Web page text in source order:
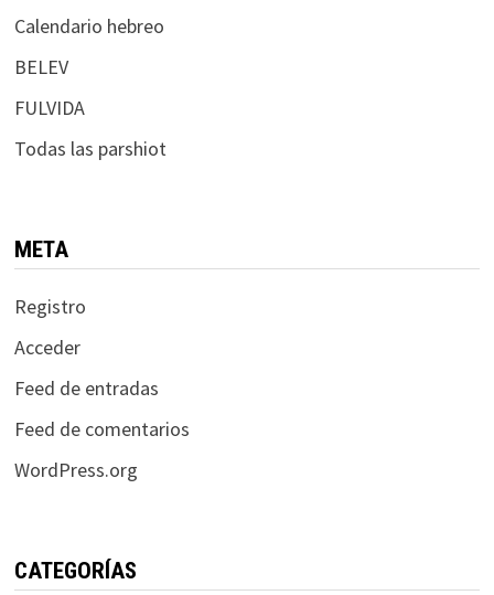
Calendario hebreo
BELEV
FULVIDA
Todas las parshiot
META
Registro
Acceder
Feed de entradas
Feed de comentarios
WordPress.org
CATEGORÍAS